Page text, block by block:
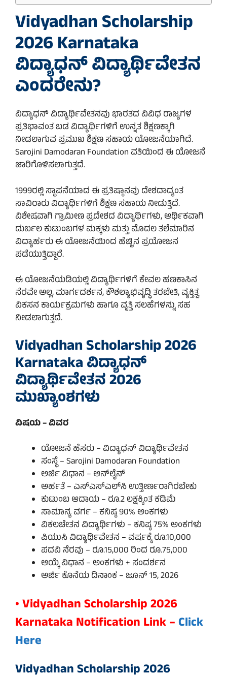
Vidyadhan Scholarship
2026 Karnataka
ವಿದ್ಯಾಧನ್ ವಿದ್ಯಾರ್ಥಿವೇತನ
ಎಂದರೇನು?
ವಿದ್ಯಾಧನ್ ವಿದ್ಯಾರ್ಥಿವೇತನವು ಭಾರತದ ವಿವಿಧ ರಾಜ್ಯಗಳ
ಪ್ರತಿಭಾವಂತ ಬಡ ವಿದ್ಯಾರ್ಥಿಗಳಿಗೆ ಉನ್ನತ ಶಿಕ್ಷಣಕ್ಕಾಗಿ
ನೀಡಲಾಗುವ ಪ್ರಮುಖ ಶಿಕ್ಷಣ ಸಹಾಯ ಯೋಜನೆಯಾಗಿದೆ.
Sarojini Damodaran Foundation ವತಿಯಿಂದ ಈ ಯೋಜನೆ
ಜಾರಿಗೊಳಿಸಲಾಗುತ್ತದೆ.
1999ರಲ್ಲಿ ಸ್ಥಾಪನೆಯಾದ ಈ ಪ್ರತಿಷ್ಠಾನವು ದೇಶದಾದ್ಯಂತ
ಸಾವಿರಾರು ವಿದ್ಯಾರ್ಥಿಗಳಿಗೆ ಶಿಕ್ಷಣ ಸಹಾಯ ನೀಡುತ್ತಿದೆ.
ವಿಶೇಷವಾಗಿ ಗ್ರಾಮೀಣ ಪ್ರದೇಶದ ವಿದ್ಯಾರ್ಥಿಗಳು, ಆರ್ಥಿಕವಾಗಿ
ದುರ್ಬಲ ಕುಟುಂಬಗಳ ಮಕ್ಕಳು ಮತ್ತು ಮೊದಲ ತಲೆಮಾರಿನ
ವಿದ್ಯಾರ್ಹರು ಈ ಯೋಜನೆಯಿಂದ ಹೆಚ್ಚಿನ ಪ್ರಯೋಜನ
ಪಡೆಯುತ್ತಿದ್ದಾರೆ.
ಈ ಯೋಜನೆಯಡಿಯಲ್ಲಿ ವಿದ್ಯಾರ್ಥಿಗಳಿಗೆ ಕೇವಲ ಹಣಕಾಸಿನ
ನೆರವೇ ಅಲ್ಲ, ಮಾರ್ಗದರ್ಶನ, ಕೌಶಲ್ಯಾಭಿವೃದ್ಧಿ ತರಬೇತಿ, ವ್ಯಕ್ತಿತ್ವ
ವಿಕಸನ ಕಾರ್ಯಕ್ರಮಗಳು ಹಾಗೂ ವೃತ್ತಿ ಸಲಹೆಗಳನ್ನು ಸಹ
ನೀಡಲಾಗುತ್ತದೆ.
Vidyadhan Scholarship 2026
Karnataka ವಿದ್ಯಾಧನ್
ವಿದ್ಯಾರ್ಥಿವೇತನ 2026
ಮುಖ್ಯಾಂಶಗಳು
ವಿಷಯ – ವಿವರ
ಯೋಜನೆ ಹೆಸರು – ವಿದ್ಯಾಧನ್ ವಿದ್ಯಾರ್ಥಿವೇತನ
ಸಂಸ್ಥೆ – Sarojini Damodaran Foundation
ಅರ್ಜಿ ವಿಧಾನ – ಆನ್‌ಲೈನ್
ಅರ್ಹತೆ – ಎಸ್‌ಎಸ್‌ಎಲ್‌ಸಿ ಉತ್ತೀರ್ಣರಾಗಿರಬೇಕು
ಕುಟುಂಬ ಆದಾಯ – ರೂ.2 ಲಕ್ಷಕ್ಕಿಂತ ಕಡಿಮೆ
ಸಾಮಾನ್ಯ ವರ್ಗ – ಕನಿಷ್ಠ 90% ಅಂಕಗಳು
ವಿಕಲಚೇತನ ವಿದ್ಯಾರ್ಥಿಗಳು – ಕನಿಷ್ಠ 75% ಅಂಕಗಳು
ಪಿಯುಸಿ ವಿದ್ಯಾರ್ಥಿವೇತನ – ವರ್ಷಕ್ಕೆ ರೂ.10,000
ಪದವಿ ನೆರವು – ರೂ.15,000 ರಿಂದ ರೂ.75,000
ಆಯ್ಕೆ ವಿಧಾನ – ಅಂಕಗಳು + ಸಂದರ್ಶನ
ಅರ್ಜಿ ಕೊನೆಯ ದಿನಾಂಕ – ಜೂನ್ 15, 2026
• Vidyadhan Scholarship 2026
Karnataka Notification Link – Click
Here
Vidyadhan Scholarship 2026